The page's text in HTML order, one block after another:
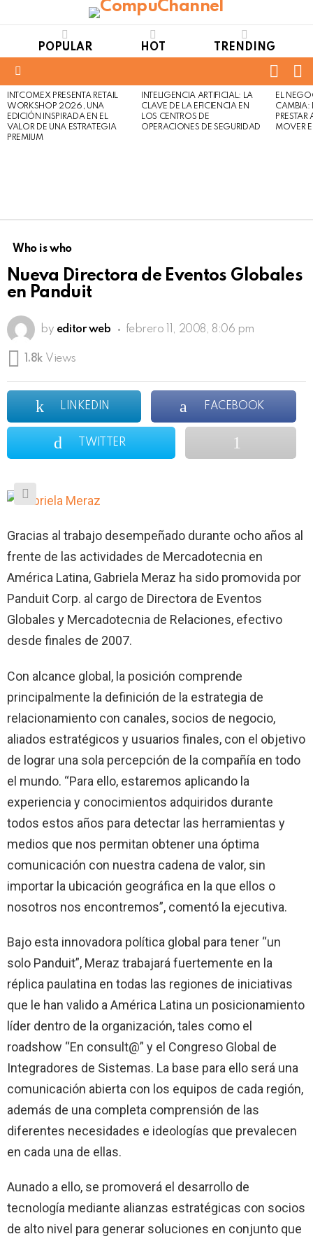
POPULAR HOT TRENDING
LATEST
STORIES
INTCOMEX PRESENTA RETAIL
WORKSHOP 2026, UNA
EDICIÓN INSPIRADA EN EL
VALOR DE UNA ESTRATEGIA
PREMIUM
INTELIGENCIA ARTIFICIAL: LA
CLAVE DE LA EFICIENCIA EN
LOS CENTROS DE
OPERACIONES DE SEGURIDAD
EL
CAMBIA:
MOVER
Who is who
Nueva Directora de Eventos Globales
en Panduit
by editor web febrero 11, 2008, 8:06 pm
1.8k Views
LINKEDIN FACEBOOK
TWITTER
Gracias al trabajo desempeñado durante ocho años al
frente de las actividades de Mercadotecnia en
América Latina, Gabriela Meraz ha sido promovida por
Panduit Corp. al cargo de Directora de Eventos
Globales y Mercadotecnia de Relaciones, efectivo
desde finales de 2007.
Con alcance global, la posición comprende
principalmente la definición de la estrategia de
relacionamiento con canales, socios de negocio,
aliados estratégicos y usuarios finales, con el objetivo
de lograr una sola percepción de la compañía en todo
el mundo. “Para ello, estaremos aplicando la
experiencia y conocimientos adquiridos durante
todos estos años para detectar las herramientas y
medios que nos permitan obtener una óptima
comunicación con nuestra cadena de valor, sin
importar la ubicación geográfica en la que ellos o
nosotros nos encontremos”, comentó la ejecutiva.
Bajo esta innovadora política global para tener “un
solo Panduit”, Meraz trabajará fuertemente en la
réplica paulatina en todas las regiones de iniciativas
que le han valido a América Latina un posicionamiento
líder dentro de la organización, tales como el
roadshow “En consult@” y el Congreso Global de
Integradores de Sistemas. La base para ello será una
comunicación abierta con los equipos de cada región,
además de una completa comprensión de las
diferentes necesidades e ideologías que prevalecen
en cada una de ellas.
Aunado a ello, se promoverá el desarrollo de
tecnología mediante alianzas estratégicas con socios
de alto nivel para generar soluciones en conjunto que